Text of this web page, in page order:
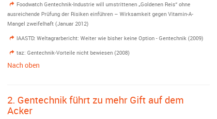
Foodwatch Gentechnik-Industrie will umstrittenen „Goldenen Reis“ ohne
ausreichende Prüfung der Risiken einführen – Wirksamkeit gegen Vitamin-A-
Mangel zweifelhaft (Januar 2012)
IAASTD: Weltagrarbericht: Weiter wie bisher keine Option - Gentechnik (2009)
taz: Gentechnik-Vorteile nicht bewiesen (2008)
Nach oben
2. Gentechnik führt zu mehr Gift auf dem
Acker